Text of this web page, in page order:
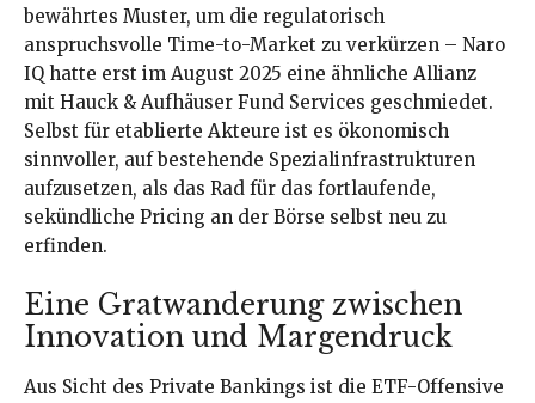
bewährtes Muster, um die regulatorisch
anspruchsvolle Time-to-Market zu verkürzen – Naro
IQ hatte erst im August 2025 eine ähnliche Allianz
mit Hauck & Aufhäuser Fund Services geschmiedet.
Selbst für etablierte Akteure ist es ökonomisch
sinnvoller, auf bestehende Spezialinfrastrukturen
aufzusetzen, als das Rad für das fortlaufende,
sekündliche Pricing an der Börse selbst neu zu
erfinden.
Eine Gratwanderung zwischen
Innovation und Margendruck
Aus Sicht des Private Bankings ist die ETF-Offensive